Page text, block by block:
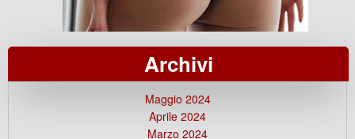
Archivi
Maggio 2024
Aprile 2024
Marzo 2024